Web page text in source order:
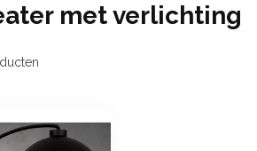
met verlichting